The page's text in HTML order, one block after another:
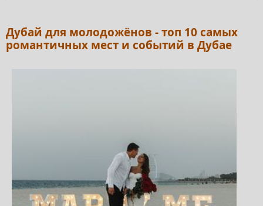
Дубай для молодожёнов - топ 10 самых
романтичных мест и событий в Дубае